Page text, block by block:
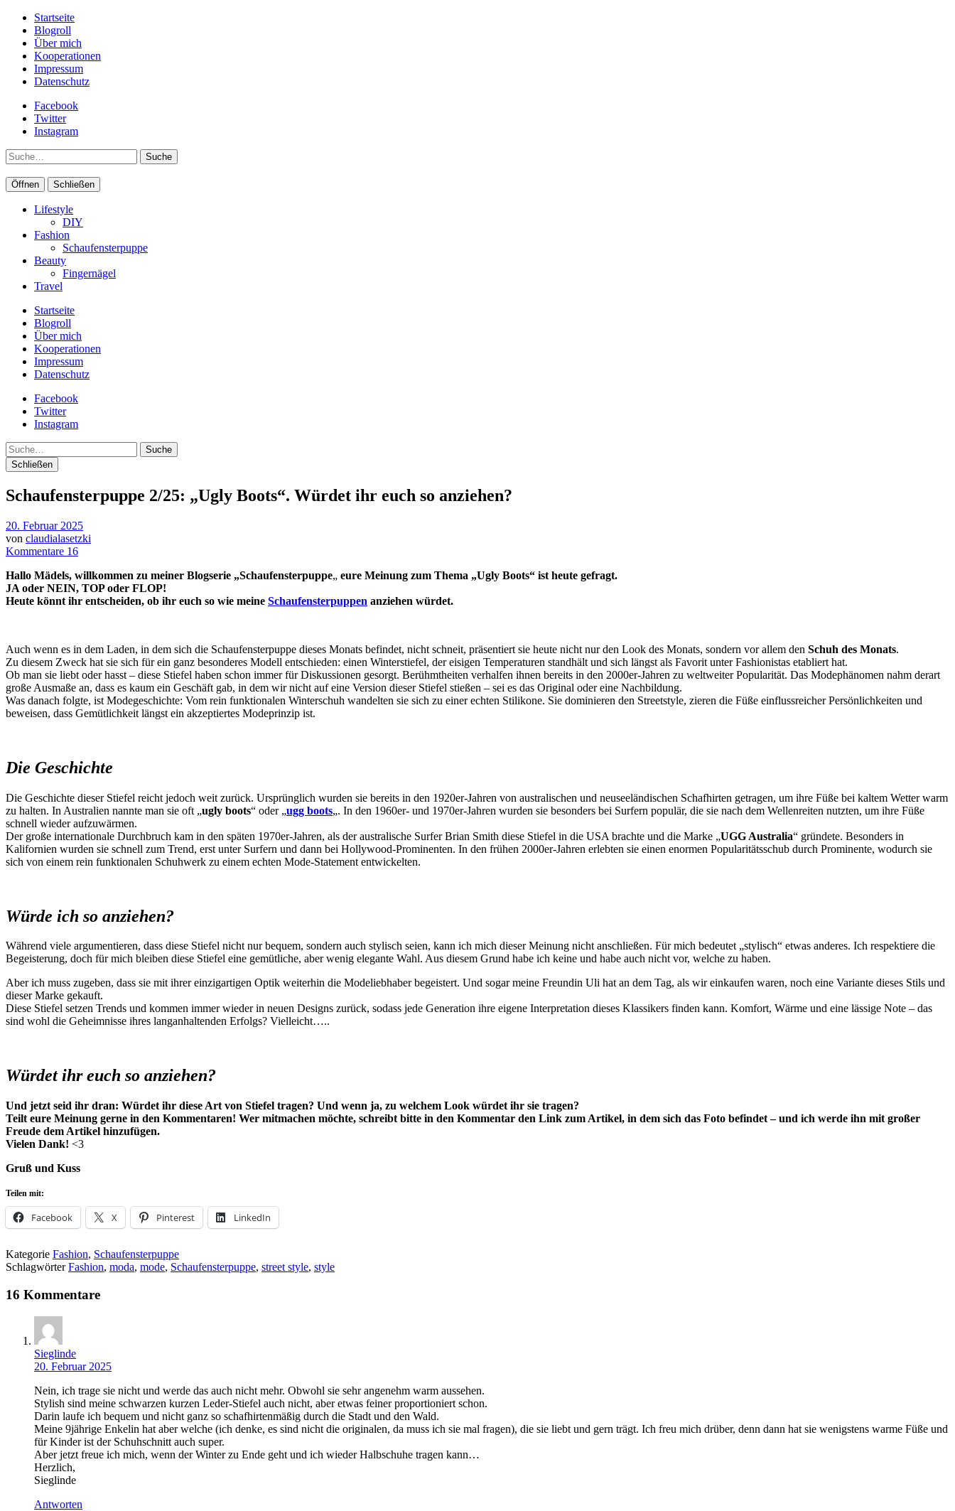
Startseite
Blogroll
Über mich
Kooperationen
Impressum
Datenschutz
Facebook
Twitter
Instagram
Suche
Öffnen Schließen
Lifestyle
DIY
Fashion
Schaufensterpuppe
Beauty
Fingernägel
Travel
Startseite
Blogroll
Über mich
Kooperationen
Impressum
Datenschutz
Facebook
Twitter
Instagram
Suche
Schließen
Schaufensterpuppe 2/25: „Ugly Boots“. Würdet ihr euch so anziehen?
20. Februar 2025
von claudialasetzki
Kommentare 16
Hallo Mädels, willkommen zu meiner Blogserie „Schaufensterpuppe„ eure Meinung zum Thema „Ugly Boots“ ist heute gefragt.
JA oder NEIN, TOP oder FLOP!
Heute könnt ihr entscheiden, ob ihr euch so wie meine Schaufensterpuppen anziehen würdet.
Auch wenn es in dem Laden, in dem sich die Schaufensterpuppe dieses Monats befindet, nicht schneit, präsentiert sie heute nicht nur den Look des Monats, sondern vor allem den Schuh des Monats.
Zu diesem Zweck hat sie sich für ein ganz besonderes Modell entschieden: einen Winterstiefel, der eisigen Temperaturen standhält und sich längst als Favorit unter Fashionistas etabliert hat.
Ob man sie liebt oder hasst – diese Stiefel haben schon immer für Diskussionen gesorgt. Berühmtheiten verhalfen ihnen bereits in den 2000er-Jahren zu weltweiter Popularität. Das Modephänomen nahm derart
große Ausmaße an, dass es kaum ein Geschäft gab, in dem wir nicht auf eine Version dieser Stiefel stießen – sei es das Original oder eine Nachbildung.
Was danach folgte, ist Modegeschichte: Vom rein funktionalen Winterschuh wandelten sie sich zu einer echten Stilikone. Sie dominieren den Streetstyle, zieren die Füße einflussreicher Persönlichkeiten und
beweisen, dass Gemütlichkeit längst ein akzeptiertes Modeprinzip ist.
Die Geschichte
Die Geschichte dieser Stiefel reicht jedoch weit zurück. Ursprünglich wurden sie bereits in den 1920er-Jahren von australischen und neuseeländischen Schafhirten getragen, um ihre Füße bei kaltem Wetter warm
zu halten. In Australien nannte man sie oft „ugly boots“ oder „ugg boots„. In den 1960er- und 1970er-Jahren wurden sie besonders bei Surfern populär, die sie nach dem Wellenreiten nutzten, um ihre Füße
schnell wieder aufzuwärmen.
Der große internationale Durchbruch kam in den späten 1970er-Jahren, als der australische Surfer Brian Smith diese Stiefel in die USA brachte und die Marke „UGG Australia“ gründete. Besonders in
Kalifornien wurden sie schnell zum Trend, erst unter Surfern und dann bei Hollywood-Prominenten. In den frühen 2000er-Jahren erlebten sie einen enormen Popularitätsschub durch Prominente, wodurch sie
sich von einem rein funktionalen Schuhwerk zu einem echten Mode-Statement entwickelten.
Würde ich so anziehen?
Während viele argumentieren, dass diese Stiefel nicht nur bequem, sondern auch stylisch seien, kann ich mich dieser Meinung nicht anschließen. Für mich bedeutet „stylisch“ etwas anderes. Ich respektiere die
Begeisterung, doch für mich bleiben diese Stiefel eine gemütliche, aber wenig elegante Wahl. Aus diesem Grund habe ich keine und habe auch nicht vor, welche zu haben.
Aber ich muss zugeben, dass sie mit ihrer einzigartigen Optik weiterhin die Modeliebhaber begeistert. Und sogar meine Freundin Uli hat an dem Tag, als wir einkaufen waren, noch eine Variante dieses Stils und
dieser Marke gekauft.
Diese Stiefel setzen Trends und kommen immer wieder in neuen Designs zurück, sodass jede Generation ihre eigene Interpretation dieses Klassikers finden kann. Komfort, Wärme und eine lässige Note – das
sind wohl die Geheimnisse ihres langanhaltenden Erfolgs? Vielleicht…..
Würdet ihr euch so anziehen?
Und jetzt seid ihr dran: Würdet ihr diese Art von Stiefel tragen? Und wenn ja, zu welchem ​​Look würdet ihr sie tragen?
Teilt eure Meinung gerne in den Kommentaren! Wer mitmachen möchte, schreibt bitte in den Kommentar den Link zum Artikel, in dem sich das Foto befindet – und ich werde ihn mit großer
Freude dem Artikel hinzufügen.
Vielen Dank! <3
Gruß und Kuss
Teilen mit:
Facebook X Pinterest LinkedIn
Kategorie Fashion, Schaufensterpuppe
SchlagwörterFashion, moda, mode, Schaufensterpuppe, street style, style
16 Kommentare
Sieglinde
20. Februar 2025
Nein, ich trage sie nicht und werde das auch nicht mehr. Obwohl sie sehr angenehm warm aussehen.
Stylish sind meine schwarzen kurzen Leder-Stiefel auch nicht, aber etwas feiner proportioniert schon.
Darin laufe ich bequem und nicht ganz so schafhirtenmäßig durch die Stadt und den Wald.
Meine 9jährige Enkelin hat aber welche (ich denke, es sind nicht die originalen, da muss ich sie mal fragen), die sie liebt und gern trägt. Ich freu mich drüber, denn dann hat sie wenigstens warme Füße und
für Kinder ist der Schuhschnitt auch super.
Aber jetzt freue ich mich, wenn der Winter zu Ende geht und ich wieder Halbschuhe tragen kann…
Herzlich,
Sieglinde
Antworten